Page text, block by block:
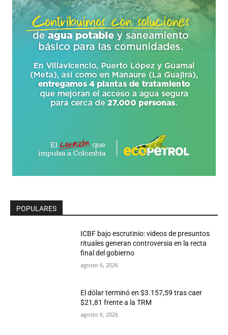
POPULARES
ICBF bajo escrutinio: videos de presuntos
rituales generan controversia en la recta
final del gobierno
agosto 6, 2026
El dólar terminó en $3.157,59 tras caer
$21,81 frente a la TRM
agosto 6, 2026